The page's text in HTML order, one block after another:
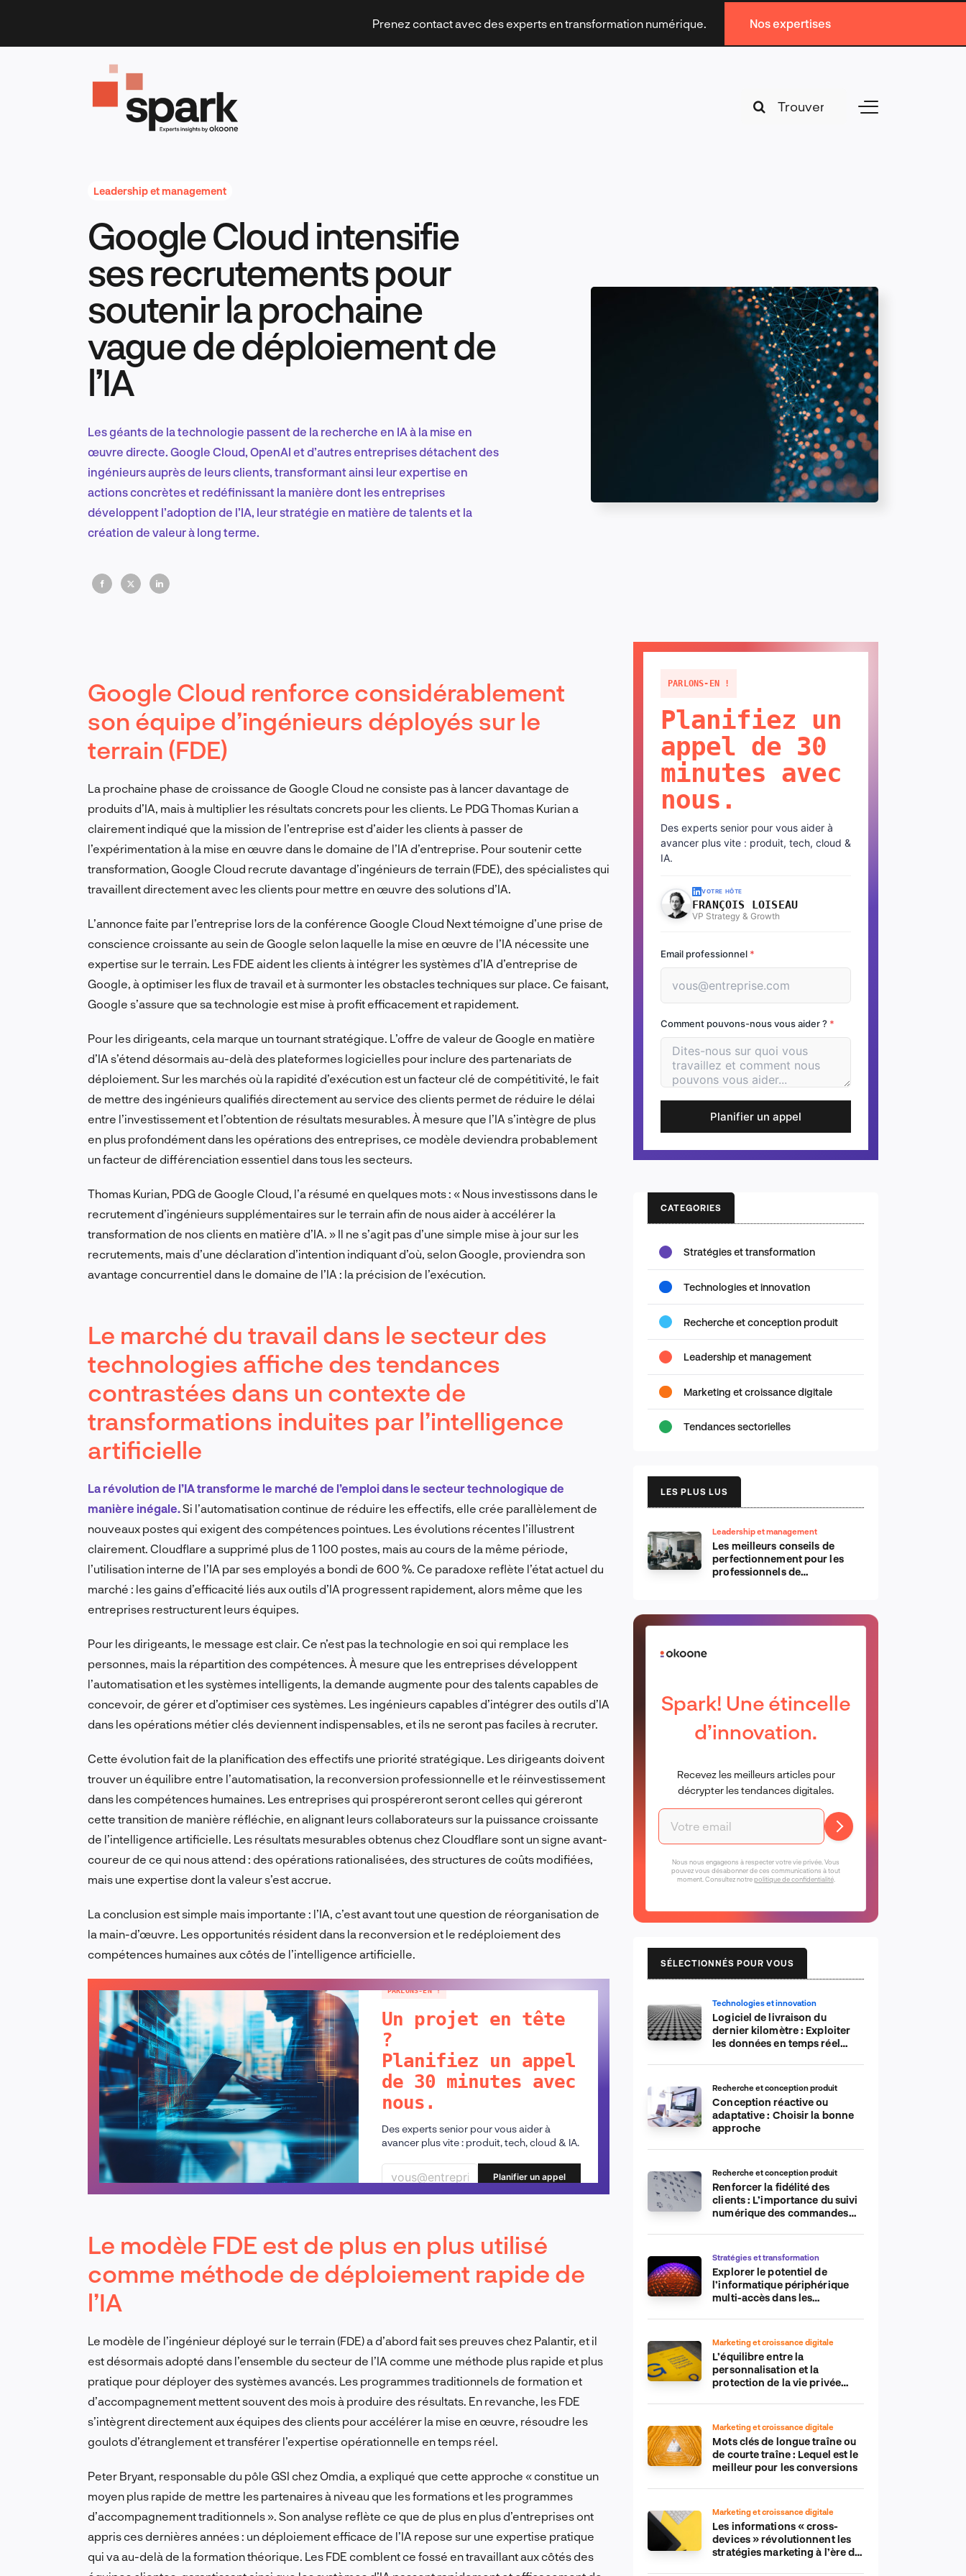
content
Prenez contact avec des experts en transformation numérique. Nos expertises
Toggle
Technologies et innovation
Leadership et management
Recherche et conception produit
Tendances sectorielles
Leadership et management
Google Cloud intensifie
ses recrutements pour
soutenir la prochaine
vague de déploiement de
l’IA
Les géants de la technologie passent de la recherche en IA à la mise en
œuvre directe. Google Cloud, OpenAI et d’autres entreprises détachent des
ingénieurs auprès de leurs clients, transformant ainsi leur expertise en
actions concrètes et redéfinissant la manière dont les entreprises
développent l’adoption de l’IA, leur stratégie en matière de talents et la
création de valeur à long terme.
Google Cloud renforce considérablement
son équipe d’ingénieurs déployés sur le
terrain (FDE)
La prochaine phase de croissance de Google Cloud ne consiste pas à lancer davantage de
produits d’IA, mais à multiplier les résultats concrets pour les clients. Le PDG Thomas Kurian a
clairement indiqué que la mission de l’entreprise est d’aider les clients à passer de
l’expérimentation à la mise en œuvre dans le domaine de l’IA d’entreprise. Pour soutenir cette
transformation, Google Cloud recrute davantage d’ingénieurs de terrain (FDE), des spécialistes qui
travaillent directement avec les clients pour mettre en œuvre des solutions d’IA.
L’annonce faite par l’entreprise lors de la conférence Google Cloud Next témoigne d’une prise de
conscience croissante au sein de Google selon laquelle la mise en œuvre de l’IA nécessite une
expertise sur le terrain. Les FDE aident les clients à intégrer les systèmes d’IA d’entreprise de
Google, à optimiser les flux de travail et à surmonter les obstacles techniques sur place. Ce faisant,
Google s’assure que sa technologie est mise à profit efficacement et rapidement.
Pour les dirigeants, cela marque un tournant stratégique. L’offre de valeur de Google en matière
d’IA s’étend désormais au-delà des plateformes logicielles pour inclure des partenariats de
déploiement. Sur les marchés où la rapidité d’exécution est un facteur clé de compétitivité, le fait
de mettre des ingénieurs qualifiés directement au service des clients permet de réduire le délai
entre l’investissement et l’obtention de résultats mesurables. À mesure que l’IA s’intègre de plus
en plus profondément dans les opérations des entreprises, ce modèle deviendra probablement
un facteur de différenciation essentiel dans tous les secteurs.
Thomas Kurian, PDG de Google Cloud, l’a résumé en quelques mots : « Nous investissons dans le
recrutement d’ingénieurs supplémentaires sur le terrain afin de nous aider à accélérer la
transformation de nos clients en matière d’IA. » Il ne s’agit pas d’une simple mise à jour sur les
recrutements, mais d’une déclaration d’intention indiquant d’où, selon Google, proviendra son
avantage concurrentiel dans le domaine de l’IA : la précision de l’exécution.
Le marché du travail dans le secteur des
technologies affiche des tendances
contrastées dans un contexte de
transformations induites par l’intelligence
artificielle
La révolution de l’IA transforme le marché de l’emploi dans le secteur technologique de
manière inégale.Si l’automatisation continue de réduire les effectifs, elle crée parallèlement de
nouveaux postes qui exigent des compétences pointues. Les évolutions récentes l’illustrent
clairement. Cloudflare a supprimé plus de 1 100 postes, mais au cours de la même période,
l’utilisation interne de l’IA par ses employés a bondi de 600 %. Ce paradoxe reflète l’état actuel du
marché : les gains d’efficacité liés aux outils d’IA progressent rapidement, alors même que les
entreprises restructurent leurs équipes.
Pour les dirigeants, le message est clair. Ce n’est pas la technologie en soi qui remplace les
personnes, mais la répartition des compétences. À mesure que les entreprises développent
l’automatisation et les systèmes intelligents, la demande augmente pour des talents capables de
concevoir, de gérer et d’optimiser ces systèmes. Les ingénieurs capables d’intégrer des outils d’IA
dans les opérations métier clés deviennent indispensables, et ils ne seront pas faciles à recruter.
Cette évolution fait de la planification des effectifs une priorité stratégique. Les dirigeants doivent
trouver un équilibre entre l’automatisation, la reconversion professionnelle et le réinvestissement
dans les compétences humaines. Les entreprises qui prospéreront seront celles qui géreront
cette transition de manière réfléchie, en alignant leurs collaborateurs sur la puissance croissante
de l’intelligence artificielle. Les résultats mesurables obtenus chez Cloudflare sont un signe avant-
coureur de ce qui nous attend : des opérations rationalisées, des structures de coûts modifiées,
mais une expertise dont la valeur s’est accrue.
La conclusion est simple mais importante : l’IA, c’est avant tout une question de réorganisation de
la main-d’œuvre. Les opportunités résident dans la reconversion et le redéploiement des
compétences humaines aux côtés de l’intelligence artificielle.
PARLONS-EN !
Un projet en tête
?
Planifiez un appel
de 30 minutes avec
nous.
Des experts senior pour vous aider à
avancer plus vite : produit, tech, cloud & IA.
Planifier un appel
Le modèle FDE est de plus en plus utilisé
comme méthode de déploiement rapide de
l’IA
Le modèle de l’ingénieur déployé sur le terrain (FDE) a d’abord fait ses preuves chez Palantir, et il
est désormais adopté dans l’ensemble du secteur de l’IA comme une méthode plus rapide et plus
pratique pour déployer des systèmes avancés. Les programmes traditionnels de formation et
d’accompagnement mettent souvent des mois à produire des résultats. En revanche, les FDE
s’intègrent directement aux équipes des clients pour accélérer la mise en œuvre, résoudre les
goulots d’étranglement et transférer l’expertise opérationnelle en temps réel.
Peter Bryant, responsable du pôle GSI chez Omdia, a expliqué que cette approche « constitue un
moyen plus rapide de mettre les partenaires à niveau que les formations et les programmes
d’accompagnement traditionnels ». Son analyse reflète ce que de plus en plus d’entreprises ont
appris ces dernières années : un déploiement efficace de l’IA repose sur une expertise pratique
qui va au-delà de la formation théorique. Les FDE comblent ce fossé en travaillant aux côtés des
PARLONS-EN !
Planifiez un
appel de 30
minutes avec
nous.
Des experts senior pour vous aider à
avancer plus vite : produit, tech, cloud &
IA.
VOTRE HÔTE
FRANÇOIS LOISEAU
VP Strategy & Growth
Email professionnel *
Comment pouvons-nous vous aider ? *
Planifier un appel
CATEGORIES
Stratégies et transformation
Technologies et innovation
Recherche et conception produit
Leadership et management
Marketing et croissance digitale
Tendances sectorielles
LES PLUS LUS
Leadership et management
Les meilleurs conseils de
perfectionnement pour les
professionnels de
Spark! Une étincelle
d’innovation.
Recevez les meilleurs articles pour
décrypter les tendances digitales.
Nous nous engageons à respecter votre vie privée. Vous
pouvez vous désabonner de ces communications à tout
moment. Consultez notrepolitique de confidentialité.
SÉLECTIONNÉS POUR VOUS
Technologies et innovation
Logiciel de livraison du
dernier kilomètre : Exploiter
les données en temps réel
Recherche et conception produit
Conception réactive ou
adaptative : Choisir la bonne
approche
Recherche et conception produit
Renforcer la fidélité des
clients : L’importance du suivi
numérique des commandes
commerce électronique
Stratégies et transformation
Explorer le potentiel de
l’informatique périphérique
multi-accès dans les
Marketing et croissance digitale
L’équilibre entre la
personnalisation et la
protection de la vie privée
Marketing et croissance digitale
Mots clés de longue traîne ou
de courte traîne : Lequel est le
meilleur pour les conversions
Marketing et croissance digitale
Les informations « cross-
devices » révolutionnent les
stratégies marketing à l’ère du